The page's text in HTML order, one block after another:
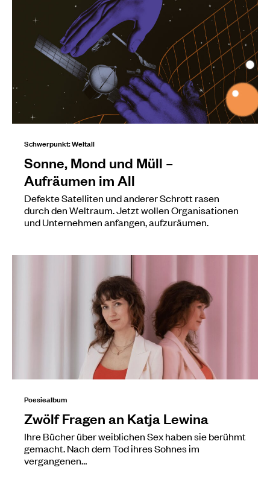
Schwerpunkt: Weltall
Sonne, Mond und Müll –
Aufräumen im All
Defekte Satelliten und anderer Schrott rasen
durch den Weltraum. Jetzt wollen Organisationen
und Unternehmen anfangen, aufzuräumen.
Poesiealbum
Zwölf Fragen an Katja Lewina
Ihre Bücher über weiblichen Sex haben sie berühmt
gemacht. Nach dem Tod ihres Sohnes im
vergangenen…